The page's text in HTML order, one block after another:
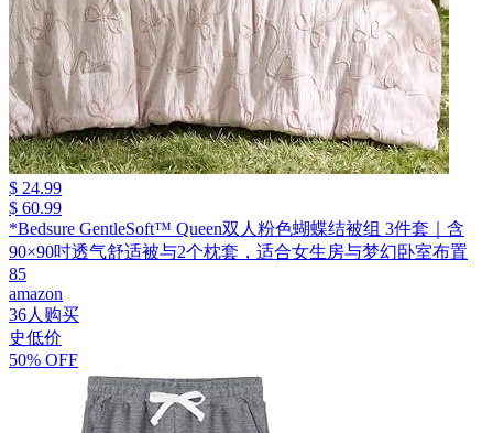
$ 24.99
$ 60.99
*Bedsure GentleSoft™ Queen双人粉色蝴蝶结被组 3件套｜含
90×90吋透气舒适被与2个枕套，适合女生房与梦幻卧室布置
85
amazon
36人购买
史低价
50% OFF